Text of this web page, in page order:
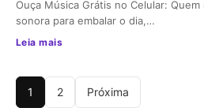
Ouça Música Grátis no Celular:
sonora para embalar o dia,…
Leia mais
1 2 Próxima